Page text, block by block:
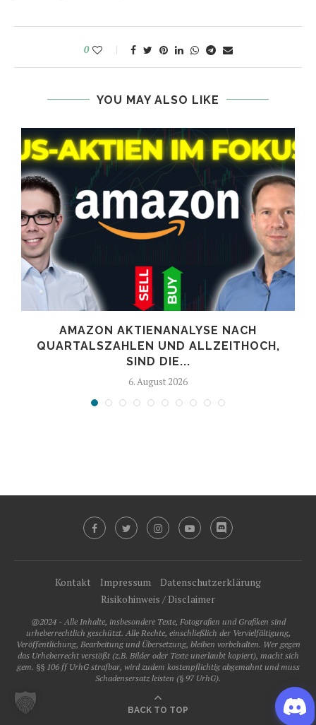
0
YOU MAY ALSO LIKE
AMAZON AKTIENANALYSE NACH
QUARTALSZAHLEN UND ALLZEITHOCH,
SIND DIE...
6. August 2026
Kontakt Impressum
Datenschutzerklärung
Risikohinweis / Disclaimer
@2024 - Alle Inhalte, insbesondere Texte, Fotografien und Grafiken sind
urheberrechtlich geschützt. Alle Rechte, einschließlich der Vervielfältigung,
Veröffentlichung, Bearbeitung und Übersetzung, bleiben vorbehalten. Wer gegen
das Urheberrecht verstößt (z.B. Bilder oder Texte unerlaubt kopiert), macht sich
gem. §§ 106 ff UrhG strafbar, wird zudem kostenpflichtig abgemahnt und muss
Schadensersatz leisten (§ 97 UrhG).
BACK TO TOP